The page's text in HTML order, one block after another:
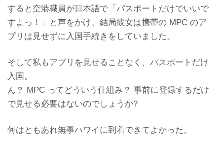
すると空港職員が日本語で「パスポートだけでいいで
すよっ！」と声をかけ、 結局彼女は携帯の MPC のア
プリは見せずに入国手続きをしていま した。
そして私もアプリを見せることなく、パスポートだけ
入国。
ん？ MPC ってどういう仕組み？ 事前に登録するだけ
で見せる必要はないのでしょうか?
何はともあれ無事ハワイに到着できてよかった。